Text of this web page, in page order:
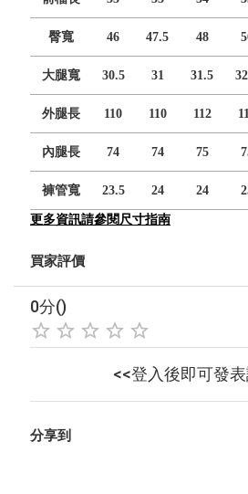
臀寬 46 47.5 48
大腿寬 30.5 31 31.5
外腿長 110 110 112
內腿長 74 74 75
褲管寬 23.5 24 24
更多資訊請參閱尺寸指南
買家評價
0分()
<<登入後即可發
分享到